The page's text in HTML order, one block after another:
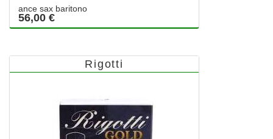
ance sax baritono
56,00 €
Rigotti